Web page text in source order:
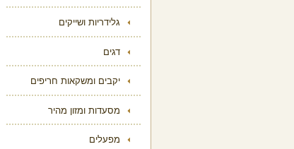
גלידריות ושייקים
דגים
יקבים ומשקאות חריפים
מסעדות ומזון מהיר
מפעלים